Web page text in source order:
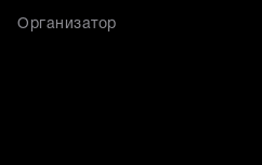
Организатор